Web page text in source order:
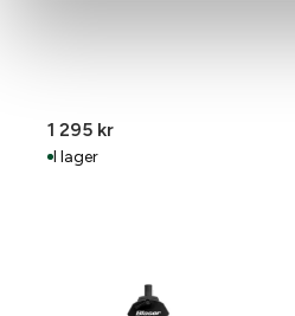
1 295 kr
I lager